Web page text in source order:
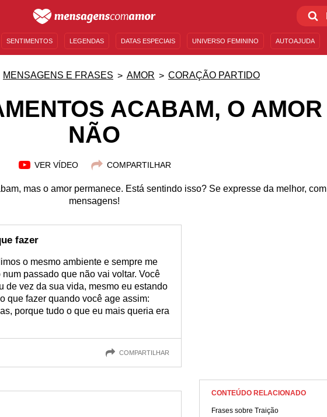
SENTIMENTOS LEGENDAS DATAS ESPECIAIS UNIVERSO FEMININO AUTOAJUDA
MENSAGENS E FRASES AMOR CORAÇÃO PARTIDO
ACABAM, O AMOR
NÃO
VER VÍDEO COMPARTILHAR
mas o amor permanece. Está sentindo isso? Se expresse da melhor, com
mensagens!
fazer
o mesmo ambiente e sempre me
passado que não vai voltar. Você
de vez da sua vida, mesmo eu estando
que fazer quando você age assim:
porque tudo o que eu mais queria era
COMPARTILHAR
CONTEÚDO RELACIONADO
Frases sobre Traição